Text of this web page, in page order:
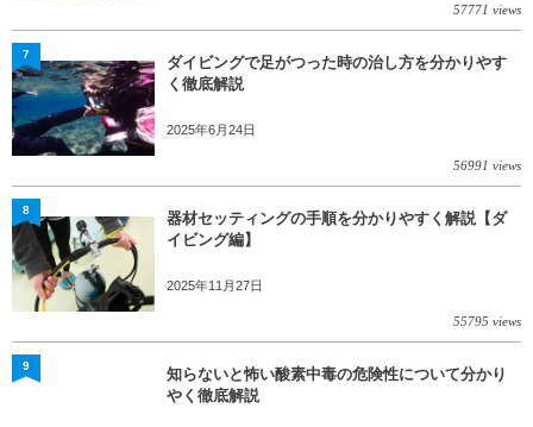
57771 views
ダイビングで足がつった時の治し方を分かりやす
く徹底解説
2025年6月24日
56991 views
7
器材セッティングの手順を分かりやすく解説【ダ
イビング編】
2025年11月27日
55795 views
8
知らないと怖い酸素中毒の危険性について分かり
やく徹底解説
9